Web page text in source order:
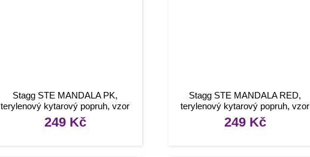
Stagg STE MANDALA PK,
terylenový kytarový popruh, vzor
mandala, růžový
249 Kč
Stagg STE MANDALA RED,
terylenový kytarový popruh, vzor
mandala, červený
249 Kč